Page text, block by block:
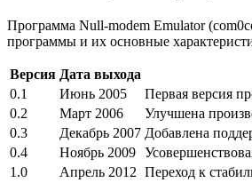
Программа Null-modem Emulator
программы и их основные
Версия Дата выхода
0.1
Июнь 2005
Первая версия
0.2
Март 2006
Улучшена
0.3
Декабрь 2007 Добавлена
0.4
Ноябрь 2009
1.0
Апрель 2012 Переход к